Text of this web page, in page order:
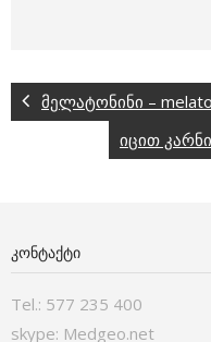
მელატონინი –
იცით
ᲙᲝᲜᲢᲐᲥᲢᲘ
Tel.: 577 235 400
skype: Medgeo.net